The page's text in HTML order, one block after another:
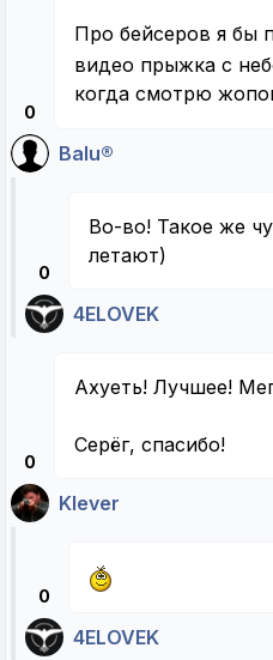
0
Про бейсеров я бы
видео прыжка с
когда смотрю
Balu®
0
Во-во! Такое же
летают)
4ELOVEK
0
Ахуеть! Лучшее!
Серёг, спасибо!
Klever
0
4ELOVEK